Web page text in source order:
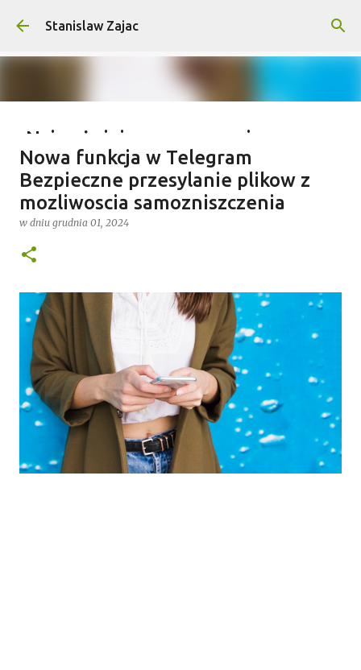
Przejdź do głównej zawartości
Stanislaw Zajac
Najważniejsze wymagania na
wyprawy outdoorowe – co musisz
wiedzieć?
w dniu lipca 04, 2025
0
Nowa funkcja w Telegram
Bezpieczne przesylanie plikow z
mozliwoscia samozniszczenia
w dniu grudnia 01, 2024